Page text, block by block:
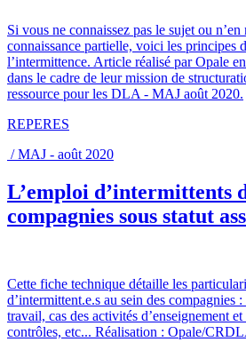
Si vous ne connaissez pas le sujet ou n’en
connaissance partielle, voici les principes
l’intermittence. Article réalisé par Opale
dans le cadre de leur mission de
ressource pour les DLA - MAJ août 2020.
REPERES
/ MAJ - août 2020
L’emploi d’intermittents
compagnies sous statut
Cette fiche technique détaille les
d’intermittent.e.s au sein des compagnies
travail, cas des activités d’enseignement
contrôles, etc... Réalisation : Opale/